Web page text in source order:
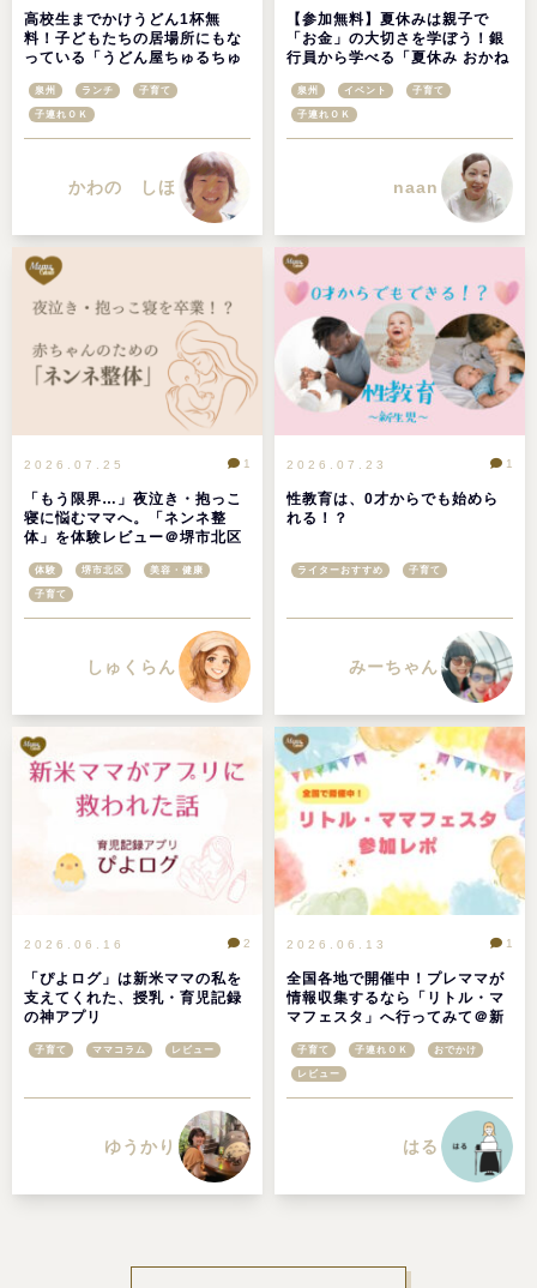
高校生までかけうどん1杯無
料！子どもたちの居場所にもな
っている「うどん屋ちゅるちゅ
泉州 ランチ 子育て
子連れＯＫ
かわの しほ
【参加無料】夏休みは親子で
「お金」の大切さを学ぼう！銀
行員から学べる「夏休み おかね
泉州 イベント 子育て
子連れＯＫ
naan
2026.07.25
「もう限界…」夜泣き・抱っこ
寝に悩むママへ。「ネンネ整
体」を体験レビュー＠堺市北区
1
体験 堺市北区 美容・健康
子育て
しゅくらん
2026.07.23
性教育は、0才からでも始めら
れる！？
1
ライターおすすめ 子育て
みーちゃん
2026.06.16
「ぴよログ」は新米ママの私を
支えてくれた、授乳・育児記録
の神アプリ
2
子育て ママコラム レビュー
ゆうかり
2026.06.13
全国各地で開催中！プレママが
情報収集するなら「リトル・マ
マフェスタ」へ行ってみて＠新
1
子育て 子連れＯＫ おでかけ
レビュー
はる